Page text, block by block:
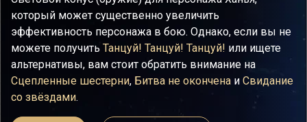
который может существенно увеличить
эффективность персонажа в бою. Однако, если вы не
можете получить Танцуй! Танцуй! Танцуй! или ищете
альтернативы, вам стоит обратить внимание на
Сцепленные шестерни, Битва не окончена и Свидание
со звёздами.